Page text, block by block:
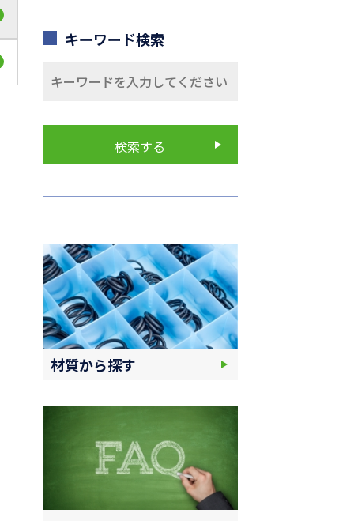
キーワード検索
材質から探す